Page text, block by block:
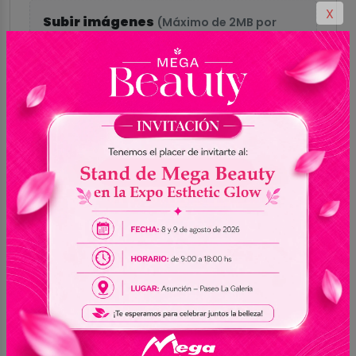
Subir imágenes (Máximo de 2MB por
Hasta 5 imágenes
Formatos aceptados: GIF, PNG, JPG, JPEG,
WEBP
Enviar reseña
0.0
Sin reseñas
5
0
X